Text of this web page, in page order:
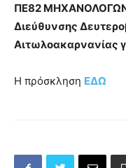
ΠΕ82 ΜΗΧΑΝΟΛΟΓΩΝ
Διεύθυνσης
Αιτωλοακαρνανίας
Η πρόσκληση ΕΔΩ